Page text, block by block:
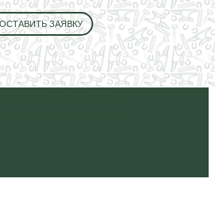
ОСТАВИТЬ ЗАЯВКУ